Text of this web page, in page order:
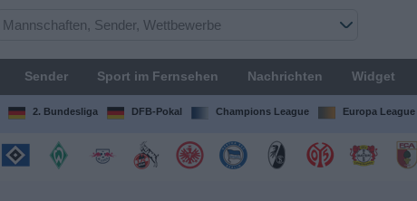
Sender Sport im Fernsehen Nachrichten Widget
2. Bundesliga DFB-Pokal Champions League Europa League